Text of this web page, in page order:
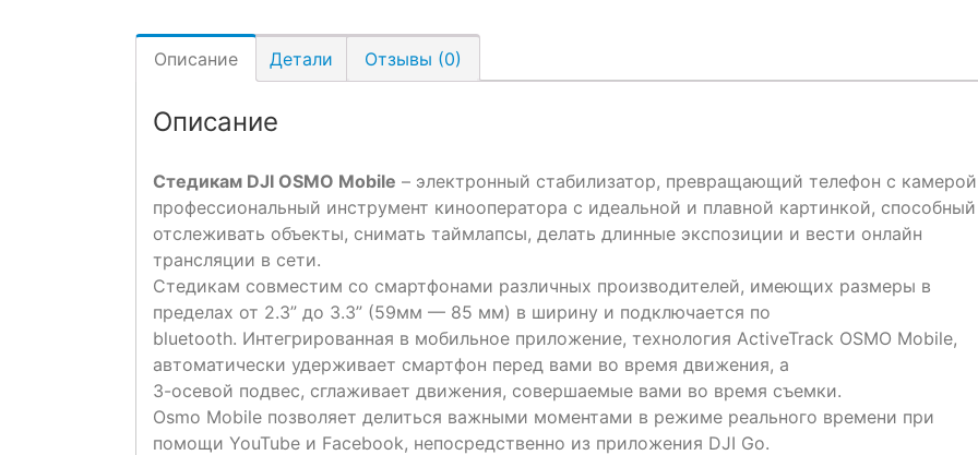
Описание Детали Отзывы (0)
Описание
Стедикам DJI OSMO Mobile – электронный стабилизатор, превращающий телефон с
профессиональный инструмент кинооператора с идеальной и плавной картинкой, способный
отслеживать объекты, снимать таймлапсы, делать длинные экспозиции и вести онлайн
трансляции в сети.
Стедикам совместим со смартфонами различных производителей, имеющих размеры в
пределах от 2.3” до 3.3” (59мм — 85 мм) в ширину и подключается по
bluetooth. Интегрированная в мобильное приложение, технология ActiveTrack OSMO Mobile,
автоматически удерживает смартфон перед вами во время движения, а
3-осевой подвес, сглаживает движения, совершаемые вами во время съемки.
Osmo Mobile позволяет делиться важными моментами в режиме реального времени при
помощи YouTube и Facebook, непосредственно из приложения DJI Go.